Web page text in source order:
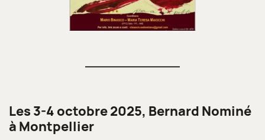
Les 3-4 octobre 2025, Bernard Nominé
à Montpellier